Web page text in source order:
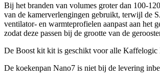
Bij het branden van volumes groter dan 100-
van de kamerverlengingen gebruikt, terwijl de
ventilator- en warmteprofielen aanpast aan het
zodat deze passen bij de grootte van de
De Boost kit kit is geschikt voor alle Kaffelogic
De koekenpan Nano7 is niet bij de levering